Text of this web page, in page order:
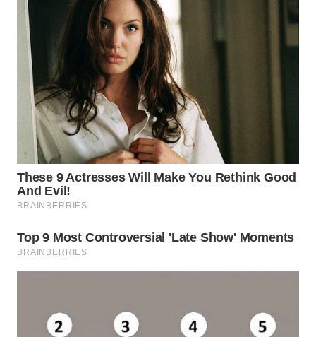
SEMARANG
WN
SOLO
WN
BOROBUDUR
WN
WN
NATUNA